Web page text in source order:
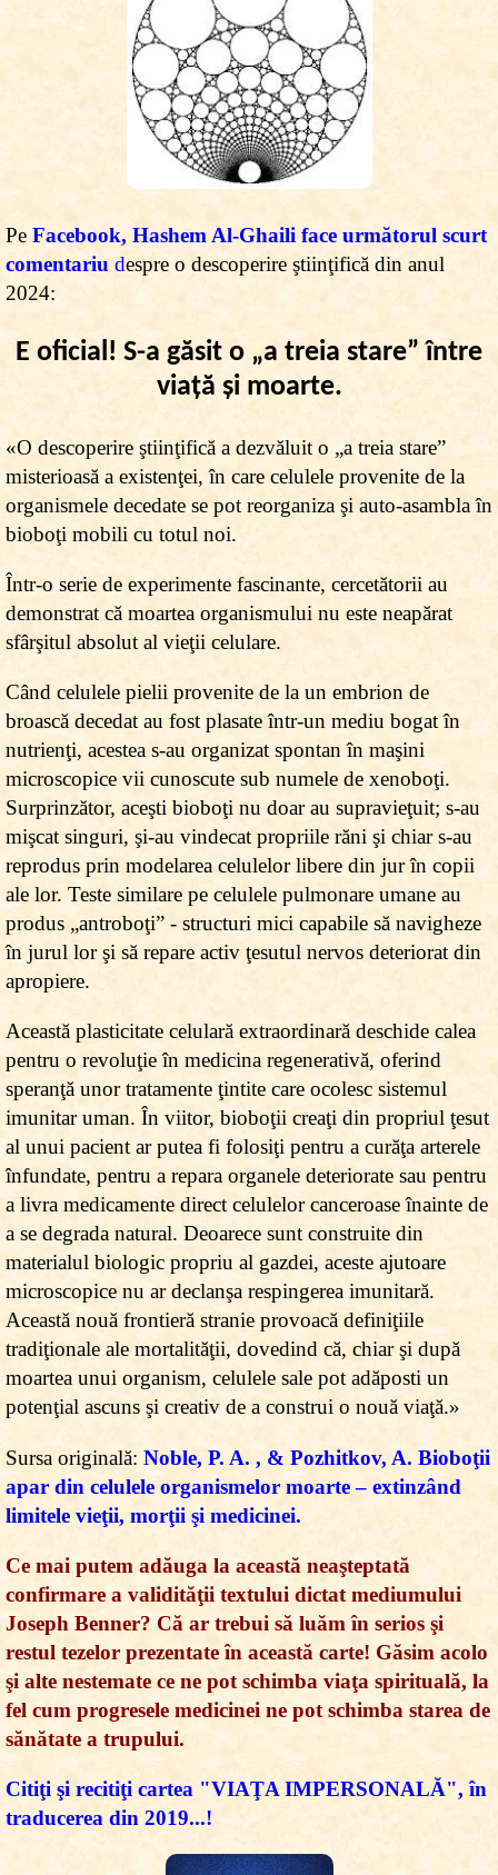
Pe Facebook, Hashem Al-Ghaili face următorul scurt
comentariu despre o descoperire ştiinţifică din anul
2024:
E oficial! S-a găsit o „a treia stare” între
viaţă şi moarte.
«O descoperire ştiinţifică a dezvăluit o „a treia stare”
misterioasă a existenţei, în care celulele provenite de la
organismele decedate se pot reorganiza şi auto-asambla în
bioboţi mobili cu totul noi.
Într-o serie de experimente fascinante, cercetătorii au
demonstrat că moartea organismului nu este neapărat
sfârşitul absolut al vieţii celulare.
Când celulele pielii provenite de la un embrion de
broască decedat au fost plasate într-un mediu bogat în
nutrienţi, acestea s-au organizat spontan în maşini
microscopice vii cunoscute sub numele de xenoboţi.
Surprinzător, aceşti bioboţi nu doar au supravieţuit; s-au
mişcat singuri, şi-au vindecat propriile răni şi chiar s-au
reprodus prin modelarea celulelor libere din jur în copii
ale lor. Teste similare pe celulele pulmonare umane au
produs „antroboţi” - structuri mici capabile să navigheze
în jurul lor şi să repare activ ţesutul nervos deteriorat din
apropiere.
Această plasticitate celulară extraordinară deschide calea
pentru o revoluţie în medicina regenerativă, oferind
speranţă unor tratamente ţintite care ocolesc sistemul
imunitar uman. În viitor, bioboţii creaţi din propriul ţesut
al unui pacient ar putea fi folosiţi pentru a curăţa arterele
înfundate, pentru a repara organele deteriorate sau pentru
a livra medicamente direct celulelor canceroase înainte de
a se degrada natural. Deoarece sunt construite din
materialul biologic propriu al gazdei, aceste ajutoare
microscopice nu ar declanşa respingerea imunitară.
Această nouă frontieră stranie provoacă definiţiile
tradiţionale ale mortalităţii, dovedind că, chiar şi după
moartea unui organism, celulele sale pot adăposti un
potenţial ascuns şi creativ de a construi o nouă viaţă.»
Sursa originală: Noble, P. A. , & Pozhitkov, A. Bioboţii
apar din celulele organismelor moarte – extinzând
limitele vieţii, morţii şi medicinei.
Ce mai putem adăuga la această neaşteptată
confirmare a validităţii textului dictat mediumului
Joseph Benner? Că ar trebui să luăm în serios şi
restul tezelor prezentate în această carte! Găsim acolo
şi alte nestemate ce ne pot schimba viaţa spirituală, la
fel cum progresele medicinei ne pot schimba starea de
sănătate a trupului.
Citiţi şi recitiţi cartea "VIAŢA IMPERSONALĂ", în
traducerea din 2019...!